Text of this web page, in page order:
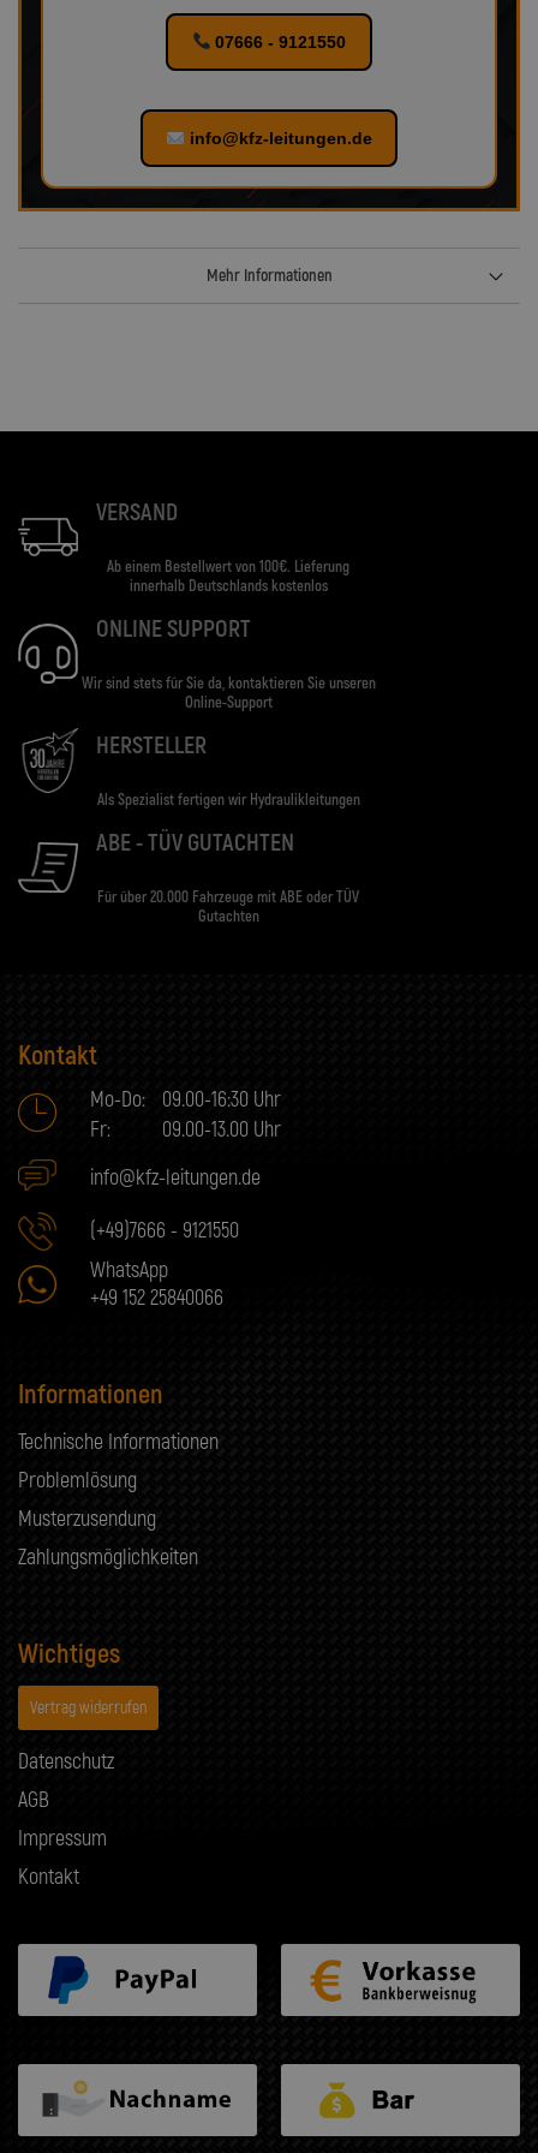
07666 - 9121550
info@kfz-leitungen.de
Mehr Informationen
VERSAND
Ab einem Bestellwert von 100€. Lieferung
innerhalb Deutschlands kostenlos
ONLINE SUPPORT
Wir sind stets für Sie da, kontaktieren Sie unseren
Online-Support
HERSTELLER
Als Spezialist fertigen wir Hydraulikleitungen
ABE - TÜV GUTACHTEN
Für über 20.000 Fahrzeuge mit ABE oder TÜV
Gutachten
Kontakt
Mo-Do:
09.00-16:30 Uhr
Fr:
09.00-13.00 Uhr
info@kfz-leitungen.de
(+49)7666 - 9121550
WhatsApp
+49 152 25840066
Informationen
Technische Informationen
Problemlösung
Musterzusendung
Zahlungsmöglichkeiten
Wichtiges
Vertrag widerrufen
Datenschutz
AGB
Impressum
Kontakt